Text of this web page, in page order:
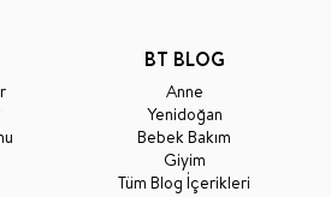
BT BLOG
Anne
Yenidoğan
Bebek Bakım
Giyim
Tüm Blog İçerikleri